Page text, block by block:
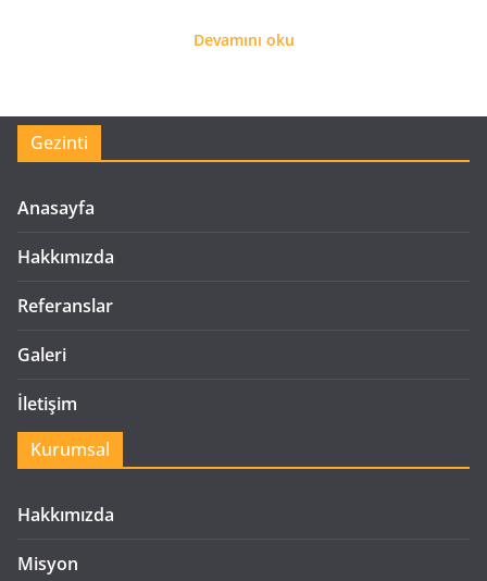
Devamını oku
Gezinti
Anasayfa
Hakkımızda
Referanslar
Galeri
İletişim
Kurumsal
Hakkımızda
Misyon